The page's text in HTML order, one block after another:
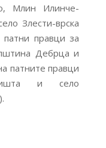
Млин Илинче-
Злести-врска
правци за
Дебрца и
патните правци
и село